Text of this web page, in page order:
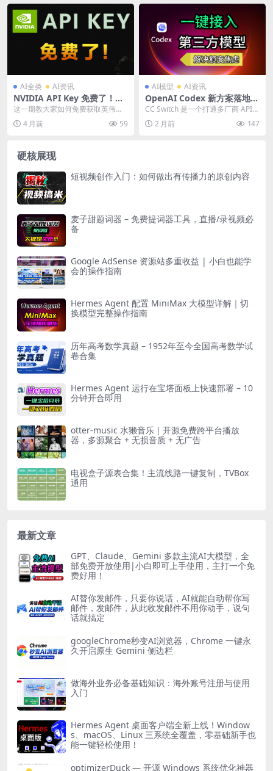
AI全类 AI资讯
NVIDIA API Key 免费了！白
嫖英伟达 API 6个月，200+大
模型随便用｜Hermes Agent
+ Telegram 接入
这一期教大家如何免费获取英伟达
（NVIDIA）大模型的 API Key，最
长可以...
4 月前 59
AI模型 AI资讯
OpenAI Codex 新方案落地：
CC Switch 打通多厂商 API，
一站式接入 DeepSeek 等主流
大模型
CC Switch 是一个打通多厂商 API
的解决方案，可以让 OpenAI ...
2 月前 147
硬核展现
短视频创作入门：如何做出有传播力的原创内容
麦子甜题词器 – 免费提词器工具，直播/录视频必
备
Google AdSense 资源站多重收益 | 小白也能学
会的操作指南
Hermes Agent 配置 MiniMax 大模型详解｜切
换模型完整操作指南
历年高考数学真题 – 1952年至今全国高考数学试
卷合集
Hermes Agent 运行在宝塔面板上快速部署 – 10
分钟开合即用
otter-music 水獭音乐｜开源免费跨平台播放
器，多源聚合 + 无损音质 + 无广告
电视盒子源表合集！主流线路一键复制，TVBox
通用
最新文章
GPT、Claude、Gemini 多款主流AI大模型，全
部免费开放使用|小白即可上手使用，主打一个免
费好用！
AI替你发邮件，只要你说话，AI就能自动帮你写
邮件，发邮件，从此收发邮件不用你动手，说句
话就搞定
googleChrome秒变AI浏览器，Chrome 一键永
久开启原生 Gemini 侧边栏
做海外业务必备基础知识：海外账号注册与使用
入门
Hermes Agent 桌面客户端全新上线！Window
s、macOS、Linux 三系统全覆盖，零基础新手也
能一键轻松使用！
optimizerDuck — 开源 Windows 系统优化神器